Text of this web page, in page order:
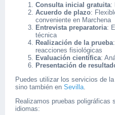
Consulta inicial gratuita:
Acuerdo de plazo:
conveniente en Marchena
Entrevista preparatoria:
técnica
Realización de la prueba
reacciones fisiológicas
Evaluación científica:
Presentación de
Puedes utilizar los servicios de
sino también en Sevilla
Realizamos pruebas poligráficas
idiomas: